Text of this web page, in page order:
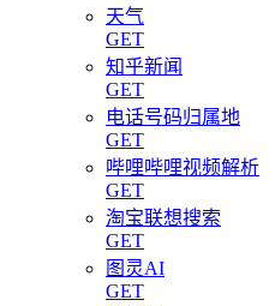
天气
GET
知乎新闻
GET
电话号码归属地
GET
哔哩哔哩视频解析
GET
淘宝联想搜索
GET
图灵AI
GET